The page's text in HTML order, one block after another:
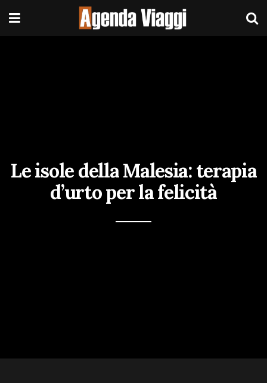
Le isole della Malesia: terapia
d’urto per la felicità